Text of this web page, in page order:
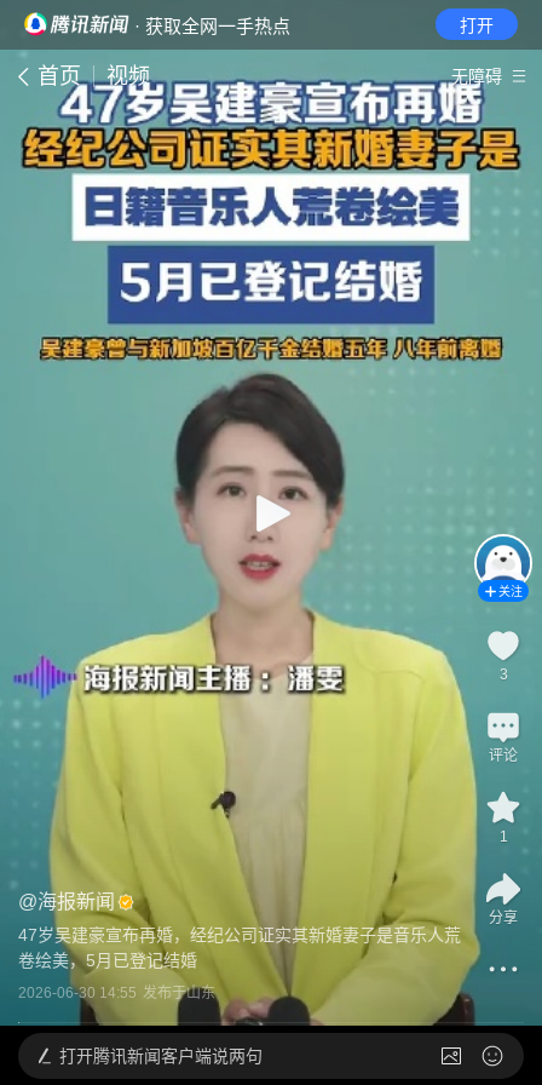
· 获取全网一手热点 打开
首页 视频 无障碍
@海报新闻
47岁吴建豪宣布再婚，经纪公司证实其新婚妻子是音乐人荒
卷绘美，5月已登记结婚
2026-06-30 14:55 发布于山东
关注
3
评论
1
分享
打开腾讯新闻客户端说两句